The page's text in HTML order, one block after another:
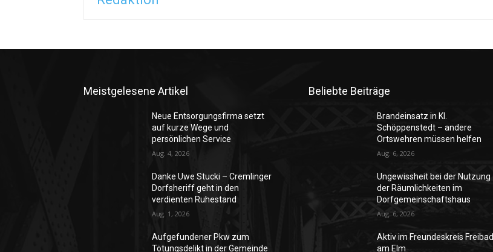
Meistgelesene Artikel
Neue Entsorgungsfirma setzt
auf kurze Wege und
persönlichen Service
Aug. 4, 2026
Danke Uwe Stucki – Cremlinger
Dorfsheriff geht in den
verdienten Ruhestand
Aug. 1, 2026
Aufgefundener Pkw zum
Tötungsdelikt in der Gemeinde
Beliebte Beiträge
Brandeinsatz in Kl.
Schöppenstedt – andere
Ortswehren müssen helfen
Aug. 6, 2026
Ungewissheit bei der Nutzung
der Räumlichkeiten im
Dorfgemeinschaftshaus
Aug. 6, 2026
Aktiv im Freundeskreis Freibad
am Elm